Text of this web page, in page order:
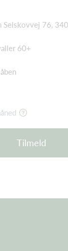
Selskovvej 76,
60+
Tilmeld